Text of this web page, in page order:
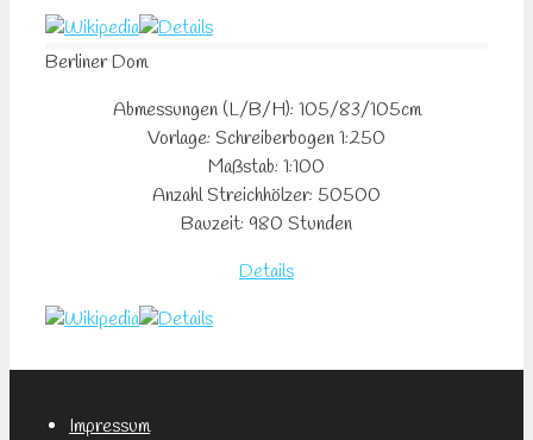
Berliner Dom
Abmessungen (L/B/H): 105/83/105cm
Vorlage: Schreiberbogen 1:250
Maßstab: 1:100
Anzahl Streichhölzer: 50500
Bauzeit: 980 Stunden
Details
Impressum